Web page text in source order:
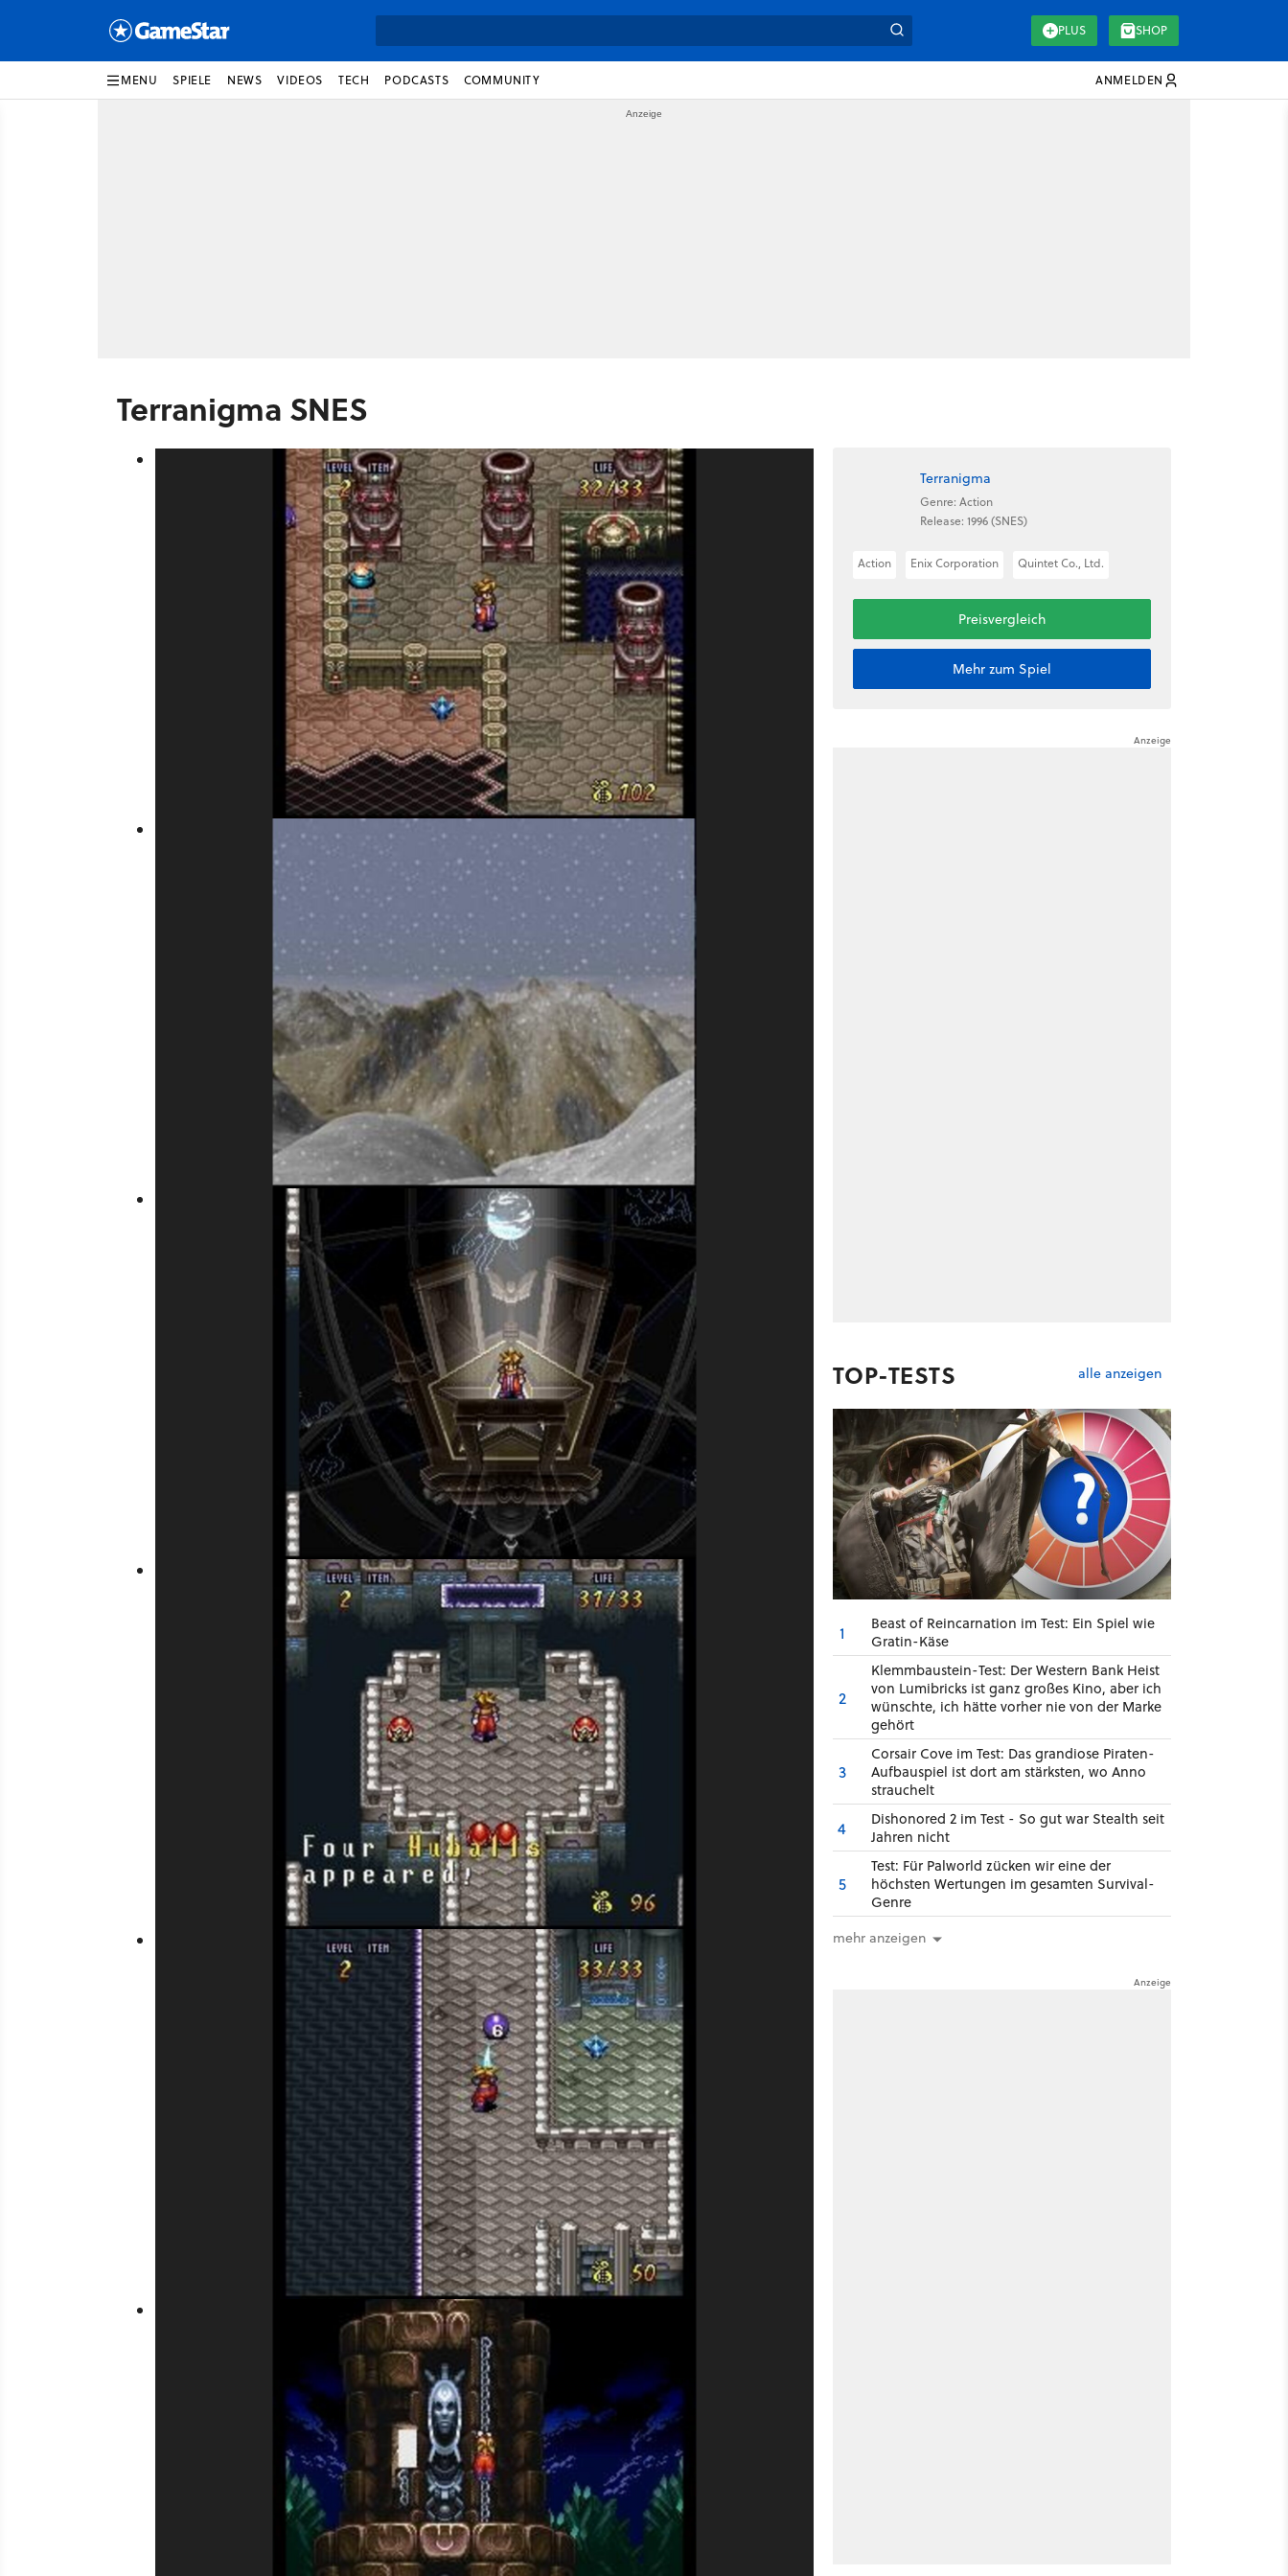
PLUS SHOP
MENU SPIELE NEWS VIDEOS TECH PODCASTS COMMUNITY ANMELDEN
Terranigma SNES
Terranigma
Genre: Action
Release: 1996 (SNES)
Action Enix Corporation Quintet Co., Ltd.
Preisvergleich
Mehr zum Spiel
TOP-TESTS alle anzeigen
1
Beast of Reincarnation im Test: Ein Spiel wie
Gratin-Käse
2
Klemmbaustein-Test: Der Western Bank Heist
von Lumibricks ist ganz großes Kino, aber ich
wünschte, ich hätte vorher nie von der Marke
gehört
3
Corsair Cove im Test: Das grandiose Piraten-
Aufbauspiel ist dort am stärksten, wo Anno
strauchelt
4
Dishonored 2 im Test - So gut war Stealth seit
Jahren nicht
5
Test: Für Palworld zücken wir eine der
höchsten Wertungen im gesamten Survival-
Genre
mehr anzeigen